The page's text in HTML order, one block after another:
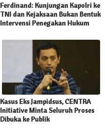
Ferdinand: Kunjungan Kapolri ke
TNI dan Kejaksaan Bukan Bentuk
Intervensi Penegakan Hukum
Kasus Eks Jampidsus, CENTRA
Initiative Minta Seluruh Proses
Dibuka ke Publik